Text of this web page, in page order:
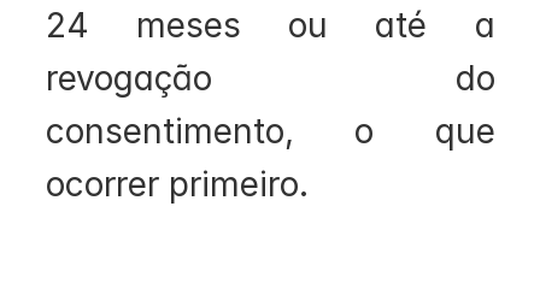
24 meses ou até a
revogação do
consentimento, o que
ocorrer primeiro.